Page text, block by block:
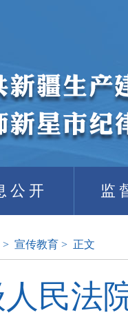
公开 监
> 宣传教育 > 正文
民法